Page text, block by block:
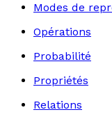
Modes de
Opérations
Probabilité
Propriétés
Relations